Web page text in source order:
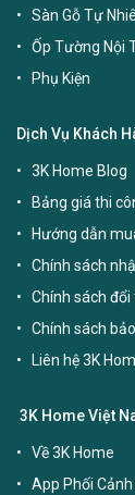
Sàn Gỗ Tự
Ốp Tường Nội
Phụ Kiện
Dịch Vụ Khách
3K Home Blog
Bảng giá thi
Hướng dẫn
Chính sách
Chính sách đổi
Chính sách
Liên hệ 3K
3K Home Việt
Về 3K Home
App Phối